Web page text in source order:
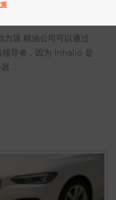
源 精油公司可以通过
导者，因为 Inhalió 是
...